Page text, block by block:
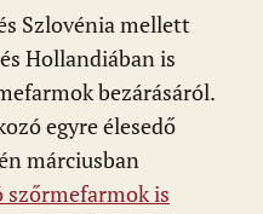
Szlovénia mellett
Hollandiában is
bezárásáról.
egyre élesedő
márciusban
szőrmefarmok is